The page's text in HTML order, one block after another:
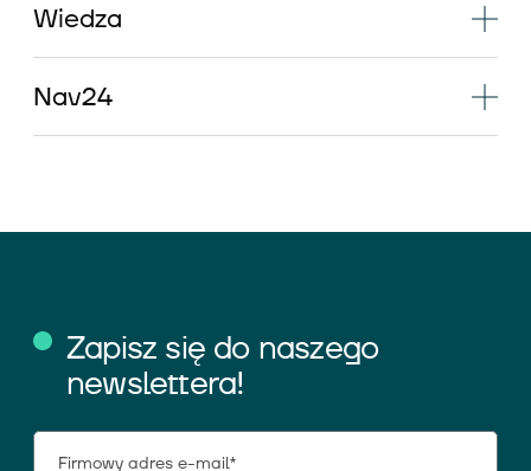
Wiedza
Nav24
Zapisz się do naszego
newslettera!